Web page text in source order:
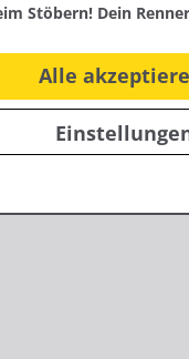
Vorteile
Kostenloser Rückversand
Stöbern! Dein
Alle